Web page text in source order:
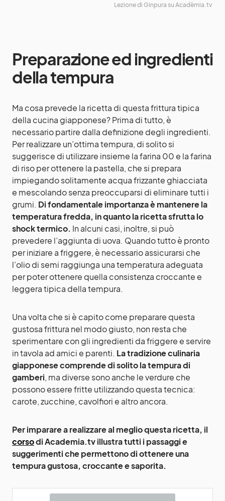
Lezione di Ginpura su Acadèmia.tv
Preparazione ed ingredienti
della tempura
Ma cosa prevede la ricetta di questa frittura tipica
della cucina giapponese? Prima di tutto, è
necessario partire dalla definizione degli ingredienti.
Per realizzare un’ottima tempura, di solito si
suggerisce di utilizzare insieme la farina 00 e la farina
di riso per ottenere la pastella, che si prepara
impiegando solitamente acqua frizzante ghiacciata
e mescolando senza preoccuparsi di eliminare tutti i
grumi. Di fondamentale importanza è mantenere la
temperatura fredda, in quanto la ricetta sfrutta lo
shock termico. In alcuni casi, inoltre, si può
prevedere l’aggiunta di uova. Quando tutto è pronto
per iniziare a friggere, è necessario assicurarsi che
l’olio di semi raggiunga una temperatura adeguata
per poter ottenere quella consistenza croccante e
leggera tipica della tempura.
Una volta che si è capito come preparare questa
gustosa frittura nel modo giusto, non resta che
sperimentare con gli ingredienti da friggere e servire
in tavola ad amici e parenti. La tradizione culinaria
giapponese comprende di solito la tempura di
gamberi, ma diverse sono anche le verdure che
possono essere fritte utilizzando questa tecnica:
carote, zucchine, cavolfiori e altro ancora.
Per imparare a realizzare al meglio questa ricetta, il
corsodi Academia.tv illustra tutti i passaggi e
suggerimenti che permettono di ottenere una
tempura gustosa, croccante e saporita.